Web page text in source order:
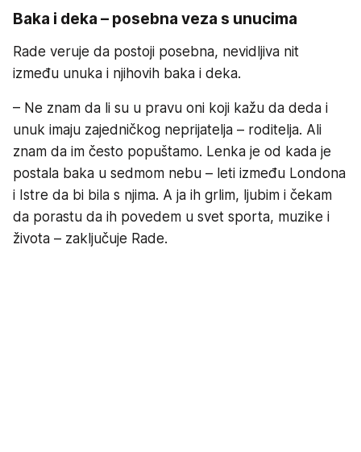
Baka i deka – posebna veza s unucima
Rade veruje da postoji posebna, nevidljiva nit
između unuka i njihovih baka i deka.
– Ne znam da li su u pravu oni koji kažu da deda i
unuk imaju zajedničkog neprijatelja – roditelja. Ali
znam da im često popuštamo. Lenka je od kada je
postala baka u sedmom nebu – leti između Londona
i Istre da bi bila s njima. A ja ih grlim, ljubim i čekam
da porastu da ih povedem u svet sporta, muzike i
života – zaključuje Rade.